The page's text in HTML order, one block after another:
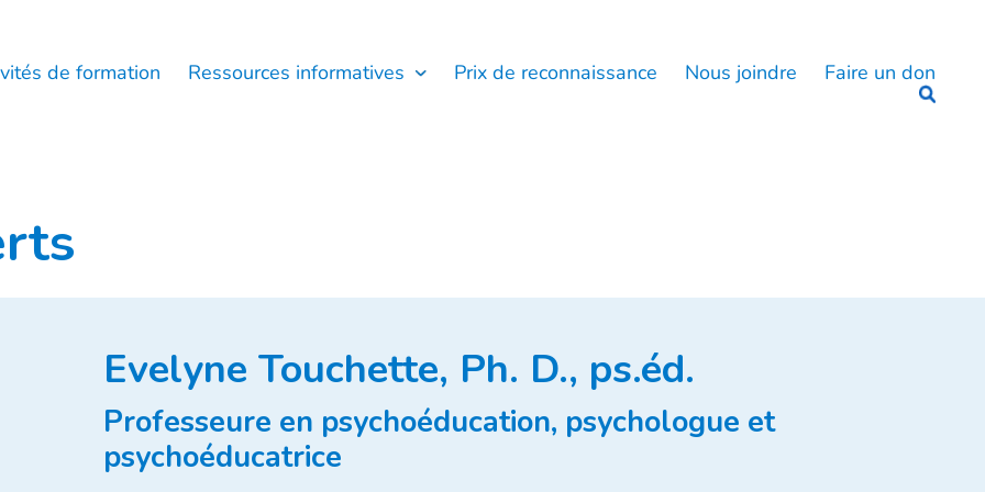
de formation Ressources informatives Prix de reconnaissance Nous joindre Faire un don
Evelyne Touchette, Ph. D., ps.éd.
Professeure en psychoéducation, psychologue et
psychoéducatrice